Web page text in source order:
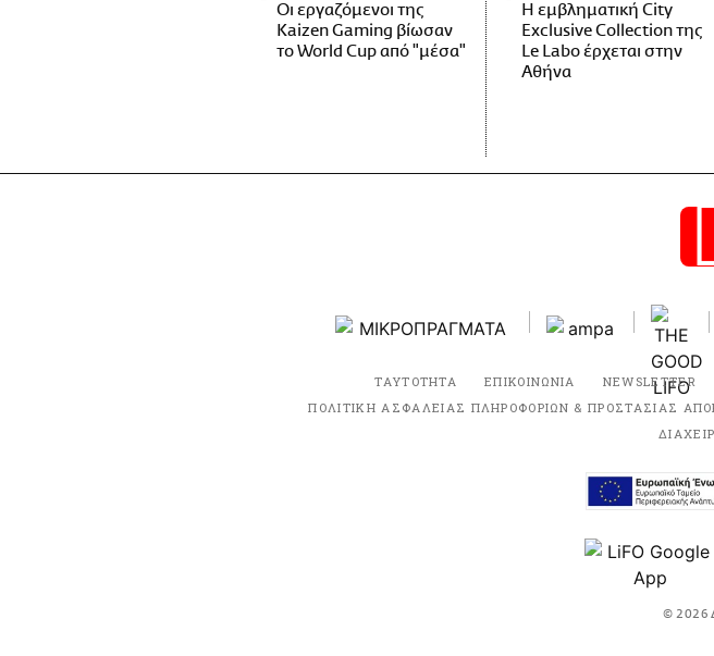
Οι εργαζόμενοι της
Kaizen Gaming βίωσαν
το World Cup από "μέσα"
Η εμβληματική City
Exclusive Collection της
Le Labo έρχεται στην
Αθήνα
ΤΑΥΤΟΤΗΤΑ ΕΠΙΚΟΙΝΩΝΙΑ NEWSLETTER
ΠΟΛΙΤΙΚΗ ΑΣΦΑΛΕΙΑΣ ΠΛΗΡΟΦΟΡΙΩΝ & ΠΡΟΣΤΑΣΙΑΣ
© 2026